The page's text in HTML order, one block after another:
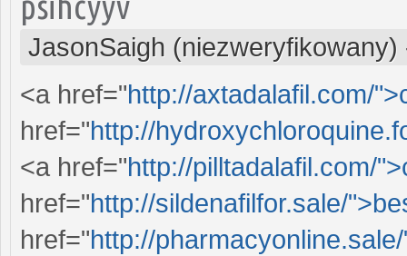
JasonSaigh (niezweryfikowany)
<a href="http://axtadalafil.com/
href="http://
<a href="http://pilltadalafil.com/
href="http://sildenafilfor.sale/
href="http://